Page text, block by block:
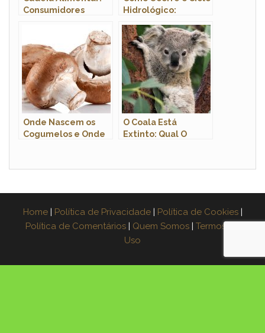
Consumidores
Hidrológico:
Onde Nascem os
Cogumelos e Onde
O Coala Está
Extinto: Qual O
Animal?
Home | Política de Privacidade | Política de Cookies |
Política de Comentários | Quem Somos | Termos de
Uso